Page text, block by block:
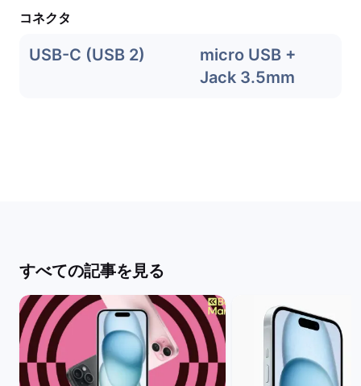
コネクタ
USB-C (USB 2)
micro USB +
Jack 3.5mm
すべての記事を見る